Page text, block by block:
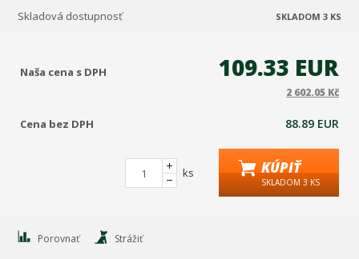
Skladová dostupnosť
SKLADOM 3 KS
Naša cena s DPH 109.33 EUR
2 602.05 Kč
Cena bez DPH 88.89 EUR
ks KÚPIŤ
SKLADOM 3 KS
Porovnať Strážiť